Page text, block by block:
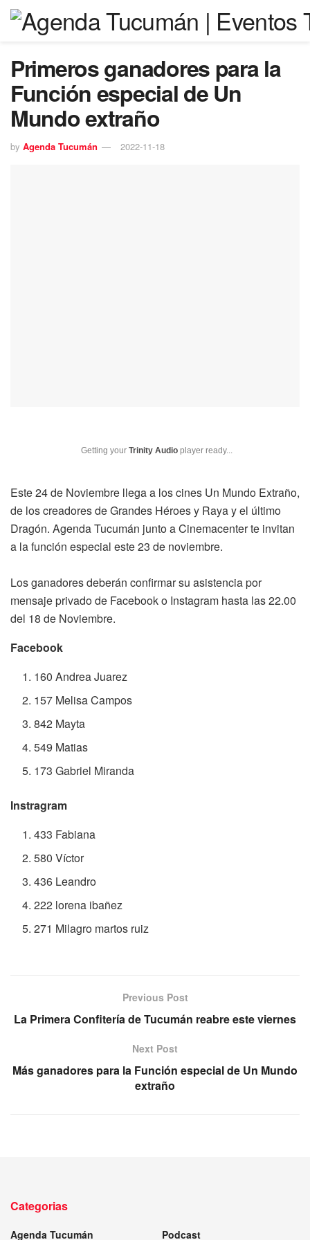
Primeros ganadores para la
Función especial de Un
Mundo extraño
by Agenda Tucumán 2022-11-18
Getting your Trinity Audio player ready...
Este 24 de Noviembre llega a los cines Un Mundo Extraño,
de los creadores de Grandes Héroes y Raya y el último
Dragón. Agenda Tucumán junto a Cinemacenter te invitan
a la función especial este 23 de noviembre.
Los ganadores deberán confirmar su asistencia por
mensaje privado de Facebook o Instagram hasta las 22.00
del 18 de Noviembre.
Facebook
160 Andrea Juarez
157 Melisa Campos
842 Mayta
549 Matias
173 Gabriel Miranda
Instragram
433 Fabiana
580 Víctor
436 Leandro
222 lorena ibañez
271 Milagro martos ruiz
Previous Post
La Primera Confitería de Tucumán reabre este viernes
Next Post
Más ganadores para la Función especial de Un Mundo
extraño
Categorias
Agenda Tucumán Podcast